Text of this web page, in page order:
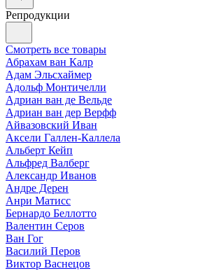
Репродукции
Смотреть все товары
Абрахам ван Калр
Адам Эльсхаймер
Адольф Монтичелли
Адриан ван де Вельде
Адриан ван дер Верфф
Айвазовский Иван
Аксели Галлен-Каллела
Альберт Кейп
Альфред Валберг
Александр Иванов
Андре Дерен
Анри Матисс
Бернардо Беллотто
Валентин Серов
Ван Гог
Василий Перов
Виктор Васнецов